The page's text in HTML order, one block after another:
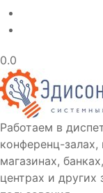
0.0
Работаем в
конференц-залах,
магазинах,
центрах и других